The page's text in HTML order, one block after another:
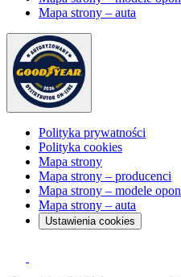
Mapa strony – auta
Polityka prywatności
Polityka cookies
Mapa strony
Mapa strony – producenci
Mapa strony – modele opon
Mapa strony – auta
Ustawienia cookies